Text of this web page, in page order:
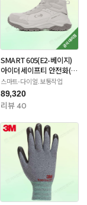
SMART 605(E2-베이지)
아이더세이프티 안전화(스
틸토캡)
스마트-다이얼.보통작업
89,320
리뷰 40